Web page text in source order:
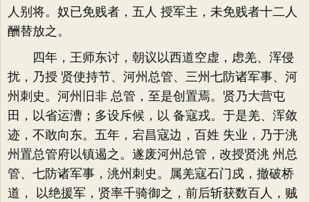
人别将。奴已免贱者，五人 授军主，未免贱者十二人
酬替放之。
四年，王师东讨，朝议以西道空虚，虑羌、浑侵
扰，乃授 贤使持节、河州总管、三州七防诸军事、河
州刺史。河州旧非 总管，至是创置焉。贤乃大营屯
田，以省运漕；多设斥候，以 备寇戎。于是羌、浑敛
迹，不敢向东。五年，宕昌寇边，百姓 失业，乃于洮
州置总管府以镇遏之。遂废河州总管，改授贤洮 州总
管、七防诸军事，洮州刺史。属羌寇石门戍，撤破桥
道， 以绝援军，贤率千骑御之，前后斩获数百人，贼